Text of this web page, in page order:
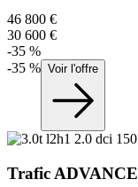
46 800 €
30 600 €
-35 %
-35 % Voir l'offre
Trafic ADVANCE